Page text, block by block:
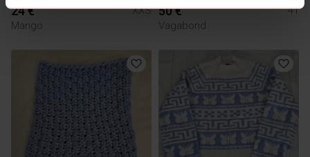
24 €
XXS
Mango
50 €
41
Vagabond